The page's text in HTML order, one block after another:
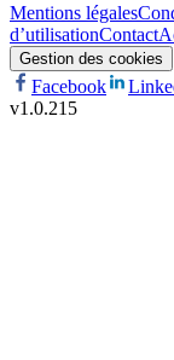
Mentions légales
d’utilisationContact
Gestion des cookies
Facebook
v1.0.215